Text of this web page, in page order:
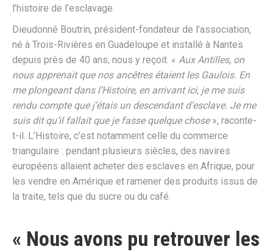
l’histoire de l’esclavage.
Dieudonné Boutrin, président-fondateur de l’association,
né à Trois-Rivières en Guadeloupe et installé à Nantes
depuis près de 40 ans, nous y reçoit. « Aux Antilles, on
nous apprenait que nos ancêtres étaient les Gaulois. En
me plongeant dans l’Histoire, en arrivant ici, je me suis
rendu compte que j’étais un descendant d’esclave. Je me
suis dit qu’il fallait que je fasse quelque chose», raconte-
t-il. L’Histoire, c’est notamment celle du commerce
triangulaire : pendant plusieurs siècles, des navires
européens allaient acheter des esclaves en Afrique, pour
les vendre en Amérique et ramener des produits issus de
la traite, tels que du sucre ou du café.
« Nous avons pu retrouver les